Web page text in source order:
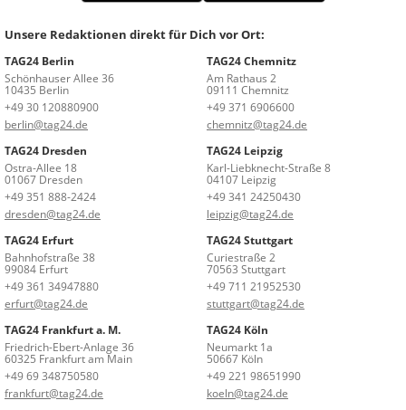
Unsere Redaktionen direkt für Dich vor Ort:
TAG24 Berlin
Schönhauser Allee 36
10435 Berlin
+49 30 120880900
berlin@tag24.de
TAG24 Chemnitz
Am Rathaus 2
09111 Chemnitz
+49 371 6906600
chemnitz@tag24.de
TAG24 Dresden
Ostra-Allee 18
01067 Dresden
+49 351 888-2424
dresden@tag24.de
TAG24 Leipzig
Karl-Liebknecht-Straße 8
04107 Leipzig
+49 341 24250430
leipzig@tag24.de
TAG24 Erfurt
Bahnhofstraße 38
99084 Erfurt
+49 361 34947880
erfurt@tag24.de
TAG24 Stuttgart
Curiestraße 2
70563 Stuttgart
+49 711 21952530
stuttgart@tag24.de
TAG24 Frankfurt a. M.
Friedrich-Ebert-Anlage 36
60325 Frankfurt am Main
+49 69 348750580
frankfurt@tag24.de
TAG24 Köln
Neumarkt 1a
50667 Köln
+49 221 98651990
koeln@tag24.de